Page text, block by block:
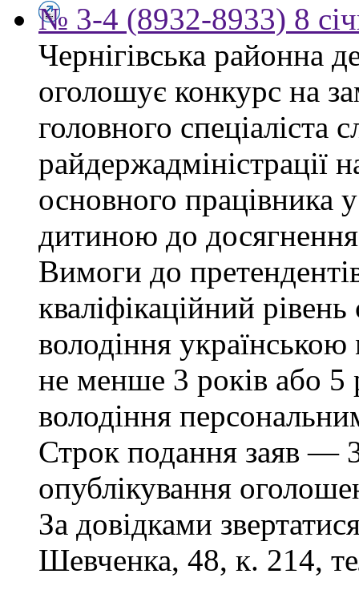
№ 3-4 (8932-8933) 8
Чернігівська районна
оголошує конкурс на
головного спеціаліста
райдержадміністрації
основного працівника
дитиною до
Вимоги до
кваліфікаційний рівень
володіння
не менше 3 років або 5
володіння
Строк подання заяв —
опублікування
За довідками
Шевченка, 48, к. 214,